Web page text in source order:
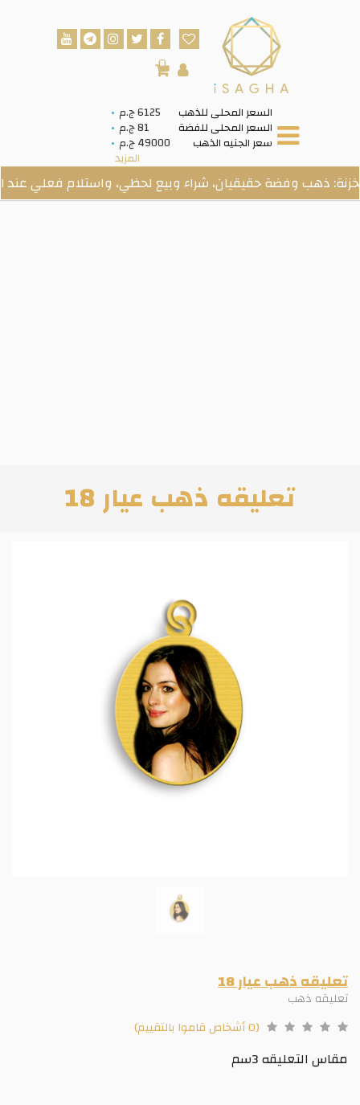
السعر المحلى للذهب 6125 ج.م
السعر المحلى للفضة 81 ج.م
سعر الجنيه الذهب 49000 ج.م
المزيد
0
وفضة حقيقيان، شراء وبيع لحظي، واستلام فعلي عند الطلب.
تعليقه ذهب عيار 18
تعليقه ذهب عيار 18
تعليقه ذهب
(0 أشخاص قاموا بالتقييم)
مقاس التعليقه 3سم